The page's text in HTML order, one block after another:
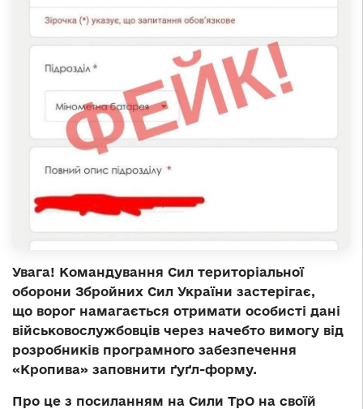
Увага! Командування Сил територіальної
оборони Збройних Сил України застерігає,
що ворог намагається отримати особисті дані
військовослужбовців через начебто вимогу від
розробників програмного забезпечення
«Кропива» заповнити ґуґл-форму.
Про це з посиланням на Сили ТрО на своїй